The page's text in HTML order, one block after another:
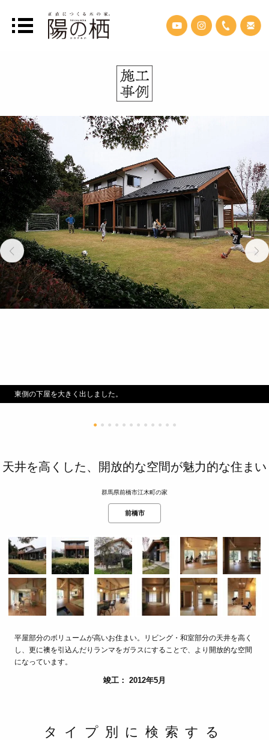
東側の下屋を大きく出しました。
● ● ● ● ● ● ● ● ● ● ● ●
天井を高くした、開放的な空間が魅力的な住まい
群馬県前橋市江木町の家
前橋市
平屋部分のボリュームが高いお住まい。リビング・和室部分の天井を高く
し、更に襖を引込んだりランマをガラスにすることで、より開放的な空間
になっています。
竣工： 2012年5月
タイプ別に検索する